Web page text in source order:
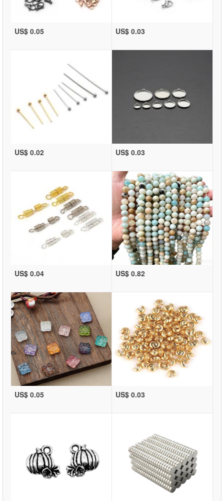
US$ 0.05 US$ 0.03
US$ 0.02 US$ 0.03
US$ 0.04 US$ 0.82
US$ 0.05 US$ 0.03